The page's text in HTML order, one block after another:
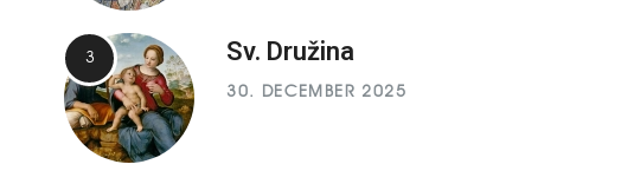
Sv. Družina
30. DECEMBER 2025